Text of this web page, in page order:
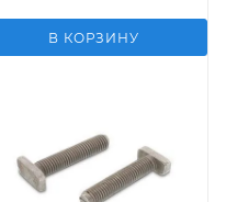
В КОРЗИНУ